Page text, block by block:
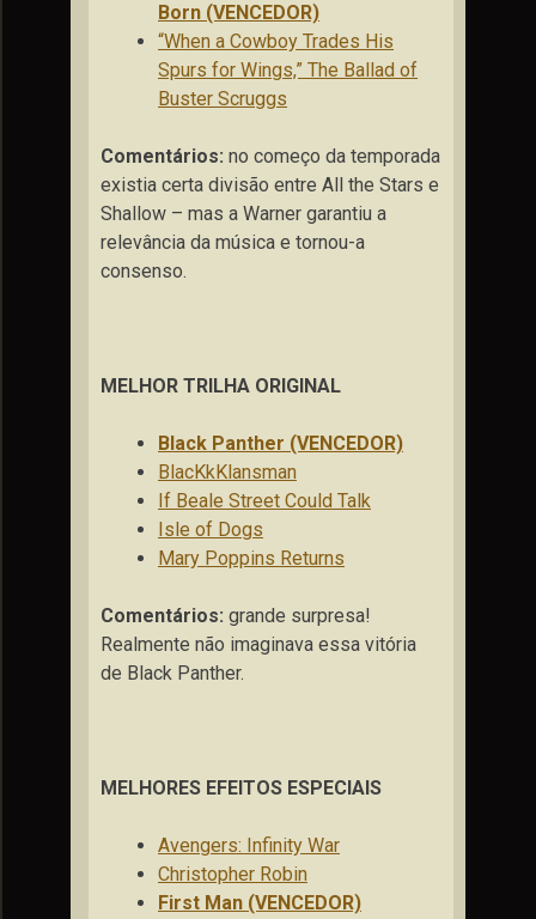
Born (VENCEDOR)
“When a Cowboy Trades His
Spurs for Wings,” The Ballad of
Buster Scruggs
Comentários: no começo da temporada
existia certa divisão entre All the Stars e
Shallow – mas a Warner garantiu a
relevância da música e tornou-a
consenso.
MELHOR TRILHA ORIGINAL
Black Panther (VENCEDOR)
BlacKkKlansman
If Beale Street Could Talk
Isle of Dogs
Mary Poppins Returns
Comentários: grande surpresa!
Realmente não imaginava essa vitória
de Black Panther.
MELHORES EFEITOS ESPECIAIS
Avengers: Infinity War
Christopher Robin
First Man (VENCEDOR)